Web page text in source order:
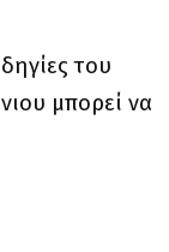
του
μπορεί να